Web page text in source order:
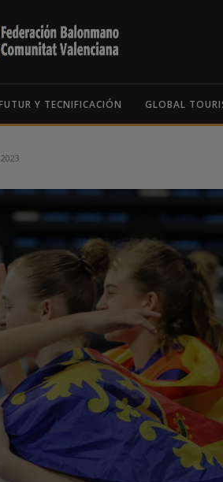
Y TECNIFICACIÓN GLOBAL